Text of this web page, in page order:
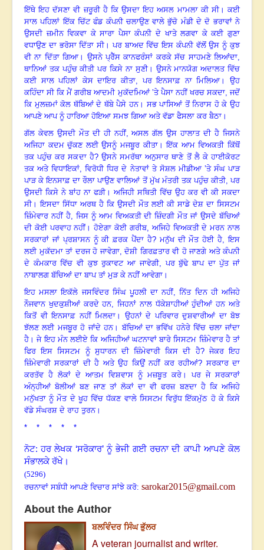
ਇੱਥੇ ਇਹ ਦੱਸਣਾ ਵੀ ਜ਼ਰੂਰੀ ਹੈ ਕਿ ਉਸਦਾ ਇਹ ਅਸਲ ਮਾਮਲਾ ਕੀ ਸੀ।ਕਈ
ਸਾਲ ਪਹਿਲਾਂ ਇੱਕ ਚਿੱਟ ਫੰਡ ਕੰਪਨੀ ਚਲਾਉਣ ਵਾਲੇ ਭੁੱਚੋ ਮੰਡੀ ਦੇ ਦੋ ਭਰਾਵਾਂ ਨੇ
ਉਸਦੀ ਜ਼ਮੀਨ ਵਿਕਵਾ ਕੇ ਸਾਰਾ ਪੈਸਾ ਕੰਪਨੀ ਦੇ ਖਾਤੇ ਲਗਵਾ ਕੇ ਕਈ ਗੁਣਾ
ਵਧਾਉਣ ਦਾ ਭਰੋਸਾ ਦਿੱਤਾ ਸੀ। ਪਰ ਬਾਅਦ ਵਿੱਚ ਇਸ ਕੰਪਨੀ ਵੱਲੋਂ ਉਸ ਨੂੰ ਕੁਝ
ਵੀ ਨਾ ਦਿੱਤਾ ਗਿਆ। ਉਸਨੇ ਪ੍ਰੈੱਸ ਕਾਨਫਰੰਸਾਂ ਕਰਕੇ ਸੱਚ ਸਾਹਮਣੇ ਲਿਆਂਦਾ,
ਥਾਨਿਆਂ ਤਕ ਪਹੁੰਚ ਕੀਤੀ ਪਰ ਕਿਸੇ ਨਾ ਸੁਣੀ। ਉਸਨੇ ਮਾਨਯੋਗ ਅਦਾਲਤ ਵਿੱਚ
ਕਈ ਸਾਲ ਪਹਿਲਾਂ ਕੇਸ ਦਾਇਰ ਕੀਤਾ, ਪਰ ਇਨਸਾਫ਼ ਨਾ ਮਿਲਿਆ।ਉਹ
ਕਹਿੰਦਾ ਸੀ ਕਿ ਮੈਂ ਗਰੀਬ ਆਦਮੀ ਮੁਕੱਦਮਿਆਂ ’ਤੇ ਪੈਸਾ ਨਹੀਂ ਖਰਚ ਸਕਦਾ, ਜਦੋਂ
ਕਿ ਮੁਲਜ਼ਮਾਂ ਕੋਲ ਥੱਬਿਆਂ ਦੇ ਥੱਬੇ ਪੈਸੇ ਹਨ। ਸਭ ਪਾਸਿਆਂ ਤੋਂ ਨਿਰਾਸ ਹੋ ਕੇ ਉਹ
ਆਪਣੇ ਆਪ ਨੂੰ ਹਾਰਿਆ ਹੋਇਆ ਸਮਝ ਗਿਆ ਅਤੇ ਵੱਡਾ ਫੈਸਲਾ ਕਰ ਬੈਠਾ ।
ਗੱਲ ਕੇਵਲ ਉਸਦੀ ਮੌਤ ਦੀ ਹੀ ਨਹੀਂ,ਅਸਲ ਗੱਲ ਉਸ ਹਾਲਾਤ ਦੀ ਹੈ ਜਿਸਨੇ
ਅਜਿਹਾ ਕਦਮ ਚੁੱਕਣ ਲਈ ਉਸਨੂੰ ਮਜਬੂਰ ਕੀਤਾ।ਇੱਕ ਆਮ ਵਿਅਕਤੀ ਕਿੱਥੋਂ
ਤਕ ਪਹੁੰਚ ਕਰ ਸਕਦਾ ਹੈ? ਉਸਨੇ ਸਮਰੱਥਾ ਅਨੁਸਾਰ ਥਾਣੇ ਤੋਂ ਲੈ ਕੇ ਹਾਈਕੋਰਟ
ਤਕ ਅਤੇ ਵਿਧਾਇਕਾਂ,ਵਿਰੋਧੀ ਧਿਰ ਦੇ ਨੇਤਾਵਾਂ ਤੇ ਸੋਸ਼ਲ ਮੀਡੀਆ ’ਤੇ ਸੰਘ ਪਾੜ
ਪਾੜ ਕੇ ਇਨਸਾਫ਼ ਦਾ ਰੌਲਾ ਪਾਉਣ ਵਾਲਿਆਂ ਤੋਂ ਮੁੱਖ ਮੰਤਰੀ ਤਕ ਪਹੁੰਚ ਕੀਤੀ,ਪਰ
ਉਸਦੀ ਕਿਸੇ ਨੇ ਬਾਂਹ ਨਾ ਫੜੀ। ਅਜਿਹੀ ਸਥਿਤੀ ਵਿੱਚ ਉਹ ਕਰ ਵੀ ਕੀ ਸਕਦਾ
ਸੀ।ਇਸਦਾ ਸਿੱਧਾ ਅਰਥ ਹੈ ਕਿ ਉਸਦੀ ਮੌਤ ਲਈ ਕੀ ਸਾਡੇ ਦੇਸ਼ ਦਾ ਸਿਸਟਮ
ਜ਼ਿੰਮੇਵਾਰ ਨਹੀਂ ਹੈ, ਜਿਸ ਨੂੰ ਆਮ ਵਿਅਕਤੀ ਦੀ ਜ਼ਿੰਦਗੀ ਮੌਤ ਜਾਂ ਉਸਦੇ ਬੱਚਿਆਂ
ਦੀ ਕੋਈ ਪਰਵਾਹ ਨਹੀਂ।ਹੋਏਗਾ ਕੋਈ ਗਰੀਬ, ਅਜਿਹੇ ਵਿਅਕਤੀ ਦੇ ਮਰਨ ਨਾਲ
ਸਰਕਾਰਾਂ ਜਾਂ ਪ੍ਰਸ਼ਾਸਨ ਨੂੰ ਕੀ ਫ਼ਰਕ ਪੈਂਦਾ ਹੈ? ਮਨੁੱਖ ਦੀ ਮੌਤ ਹੋਈ ਹੈ,ਇਸ
ਲਈ ਮੁਕੱਦਮਾ ਤਾਂ ਦਰਜ ਹੋ ਜਾਵੇਗਾ, ਦੋਸ਼ੀ ਗਿਰਫ਼ਤਾਰ ਵੀ ਹੋ ਜਾਣਗੇ ਅਤੇ ਕੰਪਨੀ
ਦੇ ਕੰਮਕਾਰ ਵਿੱਚ ਵੀ ਕੁਝ ਰੁਕਾਵਟ ਆ ਜਾਵੇਗੀ, ਪਰ ਬੁੱਢੇ ਬਾਪ ਦਾ ਪੁੱਤ ਜਾਂ
ਨਾਬਾਲਗ ਬੱਚਿਆਂ ਦਾ ਬਾਪ ਤਾਂ ਮੁੜ ਕੇ ਨਹੀਂ ਆਵੇਗਾ ।
ਇਹ ਮਸਲਾ ਇਕੱਲੇ ਜਸਵਿੰਦਰ ਸਿੰਘ ਪੂਹਲੀ ਦਾ ਨਹੀਂ,ਨਿੱਤ ਦਿਨ ਹੀ ਅਜਿਹੇ
ਨੌਜਵਾਨ ਖੁਦਕੁਸ਼ੀਆਂ ਕਰਦੇ ਹਨ,ਜਿਹਨਾਂ ਨਾਲ ਧੱਕੇਸ਼ਾਹੀਆਂ ਹੁੰਦੀਆਂ ਹਨ ਅਤੇ
ਕਿਤੋਂ ਵੀ ਇਨਸਾਫ਼ ਨਹੀਂ ਮਿਲਦਾ । ਉਹਨਾਂ ਦੇ ਪਰਿਵਾਰ ਦੁਸ਼ਵਾਰੀਆਂ ਦਾ ਬੋਝ
ਝੱਲਣ ਲਈ ਮਜਬੂਰ ਹੋ ਜਾਂਦੇ ਹਨ। ਬੱਚਿਆਂ ਦਾ ਭਵਿੱਖ ਹਨੇਰੇ ਵਿੱਚ ਚਲਾ ਜਾਂਦਾ
ਹੈ ।ਜੇ ਇਹ ਮੰਨ ਲਈਏ ਕਿ ਅਜਿਹੀਆਂ ਘਟਨਾਵਾਂ ਬਾਰੇ ਸਿਸਟਮ ਜ਼ਿੰਮੇਵਾਰ ਹੈ ਤਾਂ
ਫਿਰ ਇਸ ਸਿਸਟਮ ਨੂੰ ਸੁਧਾਰਨ ਦੀ ਜ਼ਿੰਮੇਵਾਰੀ ਕਿਸ ਦੀ ਹੈ? ਜੇਕਰ ਇਹ
ਜ਼ਿੰਮੇਵਾਰੀ ਸਰਕਾਰਾਂ ਦੀ ਹੈ ਅਤੇ ਉਹ ਕਿਉਂ ਨਹੀਂ ਕਰ ਰਹੀਆਂ? ਸਰਕਾਰ ਦਾ
ਕਰਤੱਵ ਹੈ ਲੋਕਾਂ ਦੇ ਆਤਮ ਵਿਸ਼ਵਾਸ ਨੂੰ ਮਜ਼ਬੂਤ ਕਰੇ। ਪਰ ਜੇ ਸਰਕਾਰਾਂ
ਅੰਨ੍ਹੀਆਂ ਬੋਲੀਆਂ ਬਣ ਜਾਣ ਤਾਂ ਲੋਕਾਂ ਦਾ ਵੀ ਫਰਜ਼ ਬਣਦਾ ਹੈ ਕਿ ਅਜਿਹੇ
ਮਨੁੱਖਤਾ ਨੂੰ ਮੌਤ ਦੇ ਖੂਹ ਵਿੱਚ ਧੱਕਣ ਵਾਲੇ ਸਿਸਟਮ ਵਿਰੁੱਧ ਇੱਕਮੁੱਠ ਹੋ ਕੇ ਕਿਸੇ
ਵੱਡੇ ਸੰਘਰਸ਼ ਦੇ ਰਾਹ ਤੁਰਨ।
* * * * *
ਨੋਟ: ਹਰ ਲੇਖਕ ‘ਸਰੋਕਾਰ’ ਨੂੰ ਭੇਜੀ ਗਈ ਰਚਨਾ ਦੀ ਕਾਪੀ ਆਪਣੇ ਕੋਲ
ਸੰਭਾਲਕੇ ਰੱਖੇ।
(5296)
ਰਚਨਾਵਾਂ ਸਬੰਧੀ ਆਪਣੇ ਵਿਚਾਰ ਸਾਂਝੇ ਕਰੋ: sarokar2015@gmail.com
About the Author
ਬਲਵਿੰਦਰ ਸਿੰਘ ਭੁੱਲਰ
A veteran journalist and writer.